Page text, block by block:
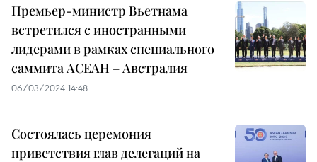
Премьер-министр Вьетнама
встретился с иностранными
лидерами в рамках специального
саммита АСЕАН – Австралия
06/03/2024 14:48
Состоялась церемония
приветствия глав делегаций на